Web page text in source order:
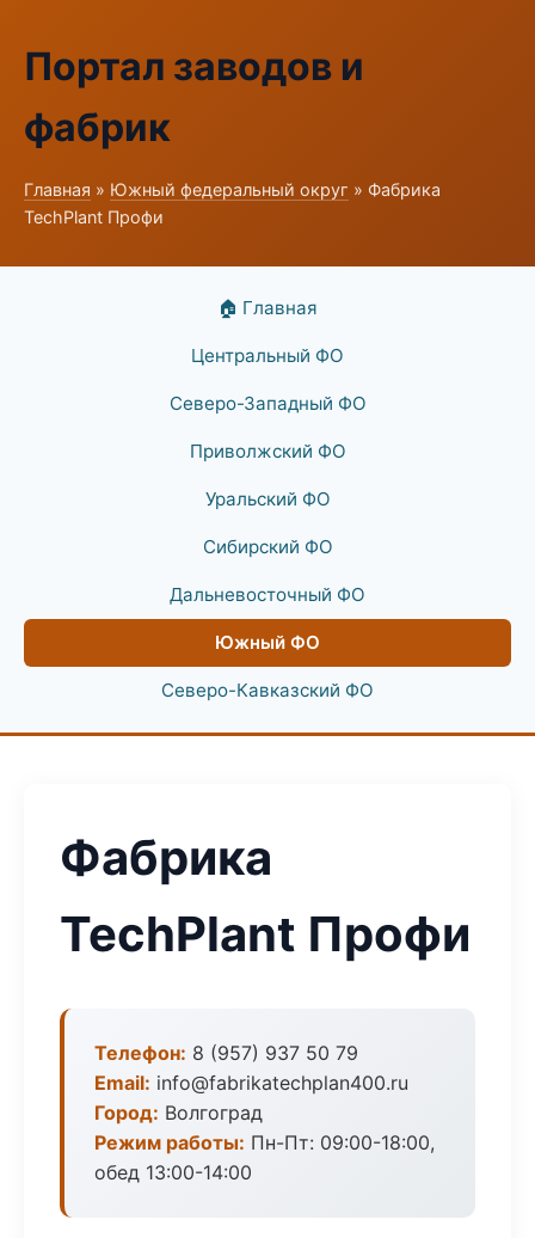
Портал заводов и
фабрик
Главная » Южный федеральный округ » Фабрика
TechPlant Профи
🏠 Главная
Центральный ФО
Северо-Западный ФО
Приволжский ФО
Уральский ФО
Сибирский ФО
Дальневосточный ФО
Южный ФО
Северо-Кавказский ФО
Фабрика
TechPlant Профи
Телефон: 8 (957) 937 50 79
Email: info@fabrikatechplan400.ru
Город: Волгоград
Режим работы: Пн-Пт: 09:00-18:00,
обед 13:00-14:00